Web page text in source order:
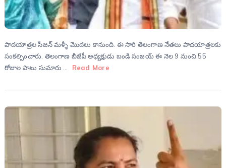
పాదయాత్రల సీజన్ మళ్ళీ మొదలు కానుంది. ఈ సారి తెలంగాణ నేతలు పాదయాత్రలకు
సంకల్పించారు. తెలంగాణ బీజేపీ అధ్యక్షుడు బండి సంజయ్ ఈ నెల 9 నుంచి 55
రోజుల పాటు సుమారు …
Read More